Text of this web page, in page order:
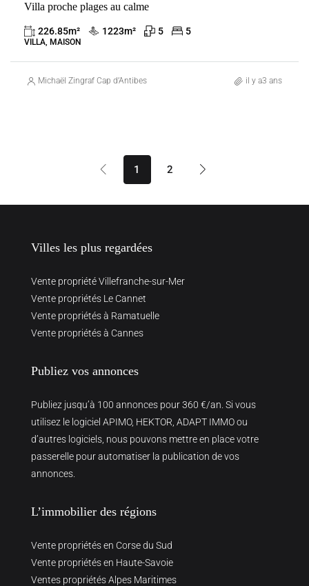
Villa proche plages au calme
226.85m² 1223m² 5 5
VILLA, MAISON
Michaël Zingraf Cap d’Antibes il y a3 ans
1 2
Villes les plus regardées
Vente propriété Villefranche-sur-Mer
Vente propriétés Le Cannet
Vente propriétés à Ramatuelle
Vente propriétés à Cannes
Publiez vos annonces
Publiez jusqu’à 100 annonces pour 360 €/an. Si vous
utilisez le logiciel APIMO, HEKTOR, ADAPT IMMO ou
d’autres logiciels, nous pouvons mettre en place votre
passerelle pour automatiser la publication de vos
annonces.
L’immobilier des régions
Vente propriétés en Corse du Sud
Vente propriétés en Haute-Savoie
Ventes propriétés Alpes Maritimes